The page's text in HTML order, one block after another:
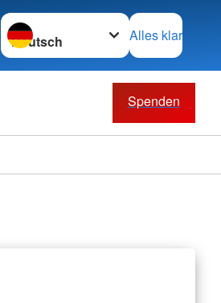
Sprache wechseln zu
Alles klar
Spenden